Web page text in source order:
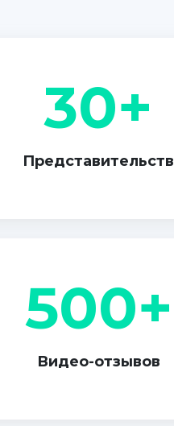
30+
Представительств
500+
Видео-отзывов